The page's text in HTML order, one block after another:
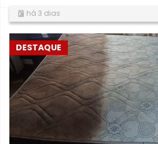
há 3 dias
DESTAQUE